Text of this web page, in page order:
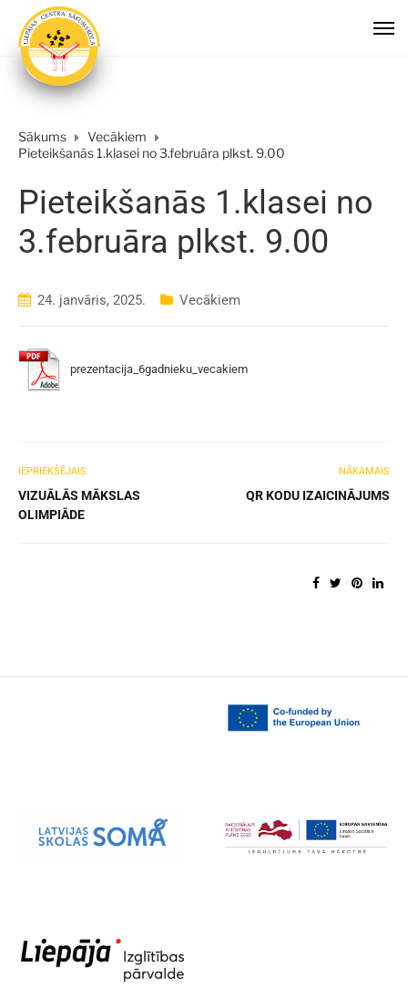
Sākums
Vecākiem
Pieteikšanās 1.klasei no 3.februāra plkst. 9.00
Pieteikšanās 1.klasei no
3.februāra plkst. 9.00
24. janvāris, 2025. Vecākiem
prezentacija_6gadnieku_vecakiem
IEPRIEKŠĒJAIS
VIZUĀLĀS MĀKSLAS
OLIMPIĀDE
NĀKAMAIS
QR KODU IZAICINĀJUMS